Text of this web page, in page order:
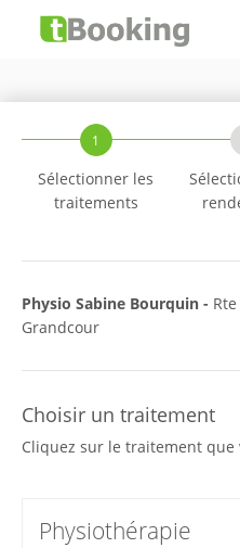
1
Sélectionner les
traitements
Physio Sabine Bourquin -
Grandcour
Choisir un traitement
Cliquez sur le traitement que
Physiothérapie